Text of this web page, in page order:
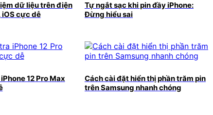
dữ liệu trên điện
cực dễ
Tự ngắt sạc khi pin đầy iPhone:
Đừng hiểu sai
12 Pro Max
Cách cài đặt hiển thị phần trăm pin
trên Samsung nhanh chóng